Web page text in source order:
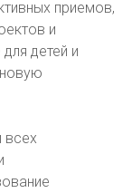
приемов,
и
детей и
всех